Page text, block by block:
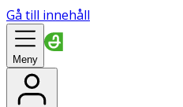
Gå till innehåll
Meny